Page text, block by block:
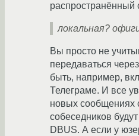
распространённый
локальная?
Вы просто не
передаваться
быть, например,
Телеграме. И все
новых сообщениях
собеседников
DBUS. А если у